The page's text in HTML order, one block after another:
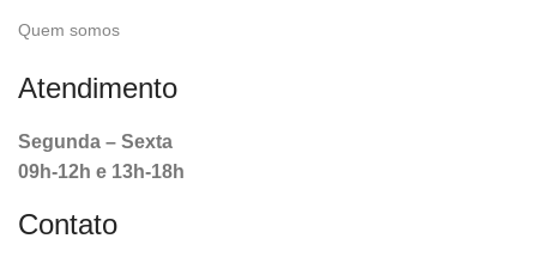
Quem somos
Atendimento
Segunda – Sexta
09h-12h e 13h-18h
Contato